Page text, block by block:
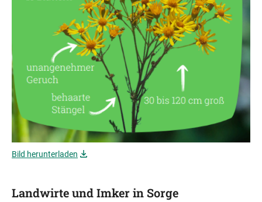
Bild herunterladen
Landwirte und Imker in Sorge